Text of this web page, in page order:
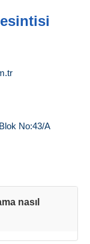
No:43/A
nasıl